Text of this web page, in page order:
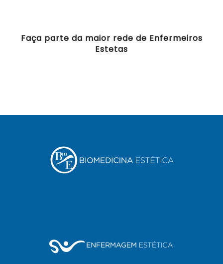
Faça parte da maior rede de Enfermeiros
Estetas